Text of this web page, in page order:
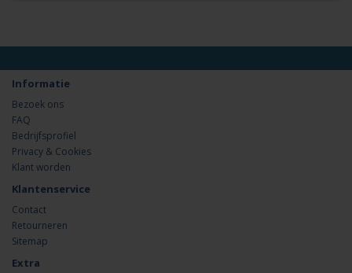
Informatie
Bezoek ons
FAQ
Bedrijfsprofiel
Privacy & Cookies
Klant worden
Klantenservice
Contact
Retourneren
Sitemap
Extra